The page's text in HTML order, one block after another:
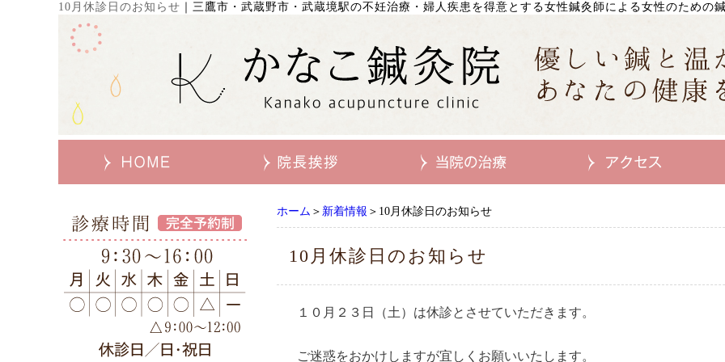
10月休診日のお知らせ 三鷹市・武蔵野市・武蔵境駅の不妊治療・婦人疾患を得意とする女性鍼灸師による女性のための
ホーム ＞ 新着情報 ＞10月休診日のお知らせ
10月休診日のお知らせ
１０月２３日（土）は休診とさせていただきます。
ご迷惑をおかけしますが宜しくお願いいたします。